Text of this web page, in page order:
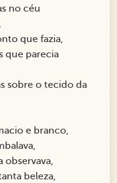
no céu
que fazia,
que parecia
sobre o tecido da
e branco,
beleza,